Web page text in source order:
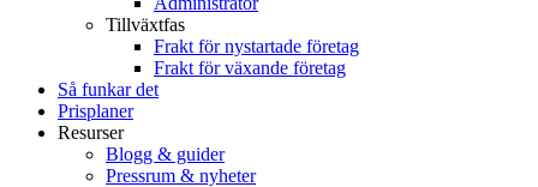
Tillväxtfas
Frakt för nystartade företag
Frakt för växande företag
Så funkar det
Prisplaner
Resurser
Blogg & guider
Pressrum & nyheter